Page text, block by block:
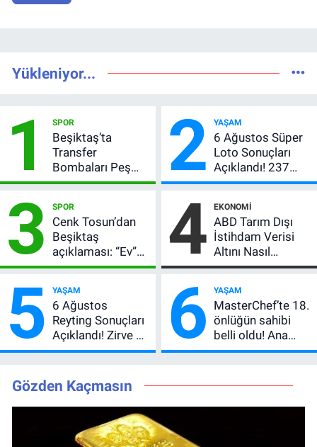
Yükleniyor...
1 SPOR
Beşiktaş’ta
Transfer
Bombaları Peş
Peşe! Adalı
Açıkladı, 5 Yıldız
Daha Listede
2 YAŞAM
6 Ağustos Süper
Loto Sonuçları
Açıklandı! 237
Milyon TL’lik
3 SPOR
Cenk Tosun’dan
Beşiktaş
açıklaması: “Ev”
dedi, asıl mesajı
verdi
4 EKONOMI
ABD Tarım Dışı
İstihdam Verisi
Altını Nasıl
Etkiler? Çok Basit
5 YAŞAM
6 Ağustos
Reyting Sonuçları
Açıklandı! Zirve El
Değiştirdi:
MasterChef'i
Geride Bıraktı
6 YAŞAM
MasterChef’te 18.
önlüğün sahibi
belli oldu! Ana
kadroya giren
Gözden Kaçmasın